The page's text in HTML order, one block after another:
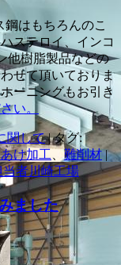
鋼はもちろんのこ
ステロイ、インコ
他樹脂製品などの
せて頂いておりま
ーニングもお引き
い。
関して| タグ:
け加工 、難削材|
当者川崎工場
ました